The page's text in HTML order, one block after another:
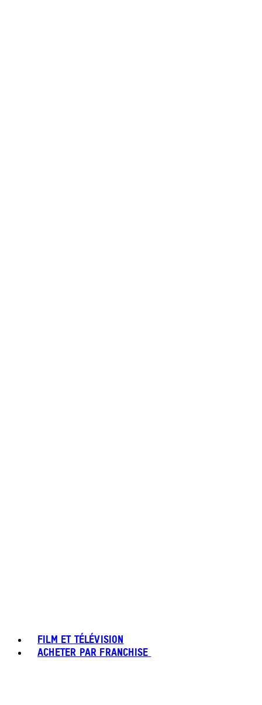
FILM ET TÉLÉVISION
ACHETER PAR FRANCHISE